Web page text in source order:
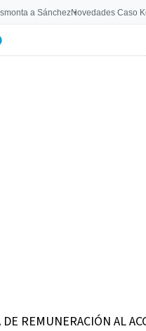
a SánchezNovedades Caso
REMUNERACIÓN AL